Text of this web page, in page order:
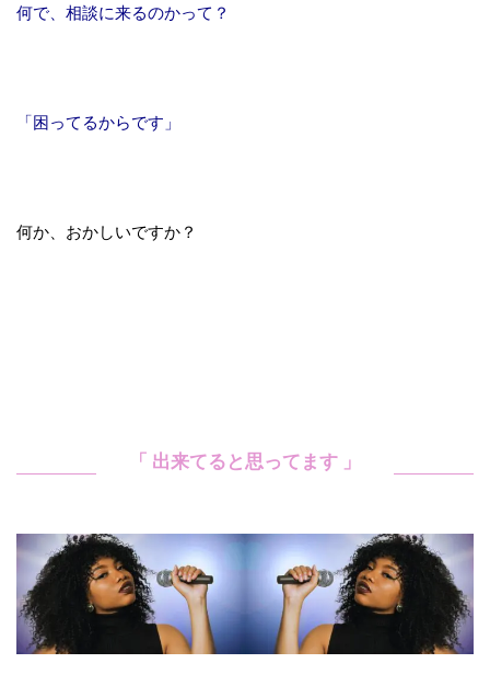
何で、相談に来るのかって？
「困ってるからです」
何か、おかしいですか？
「 出来てると思ってます 」